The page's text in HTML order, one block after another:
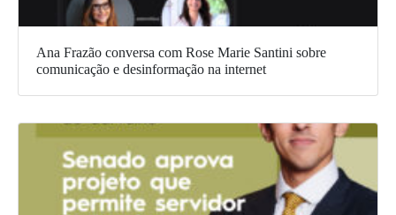
Ana Frazão conversa com Rose Marie Santini sobre
comunicação e desinformação na internet